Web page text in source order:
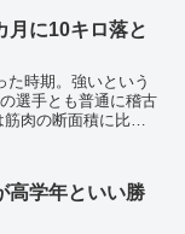
に10キロ落と
た時期。強いという
選手とも普通に稽古
高学年といい勝